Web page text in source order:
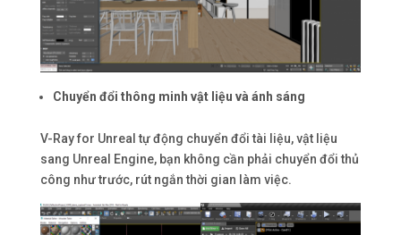
Chuyển đổi thông minh vật liệu và ánh sáng
V-Ray for Unreal tự động chuyển đổi tài liệu, vật liệu
sang Unreal Engine, bạn không cần phải chuyển đổi thủ
công như trước, rút ngắn thời gian làm việc.